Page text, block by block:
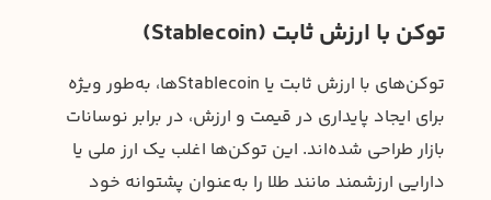
توکن‌ با ارزش ثابت (Stablecoin)
توکن‌های با ارزش ثابت یا Stablecoinها، به‌طور ویژه
برای ایجاد پایداری در قیمت و ارزش، در برابر نوسانات
بازار طراحی شده‌اند. این توکن‌ها اغلب یک ارز ملی یا
دارایی ارزشمند مانند طلا را به‌عنوان پشتوانه خود